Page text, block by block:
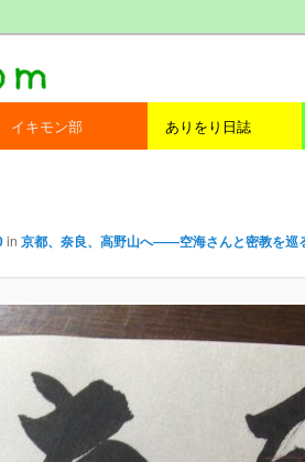
イキモン部 ありをり日誌
in 京都、奈良、高野山へ――空海さんと密教を巡